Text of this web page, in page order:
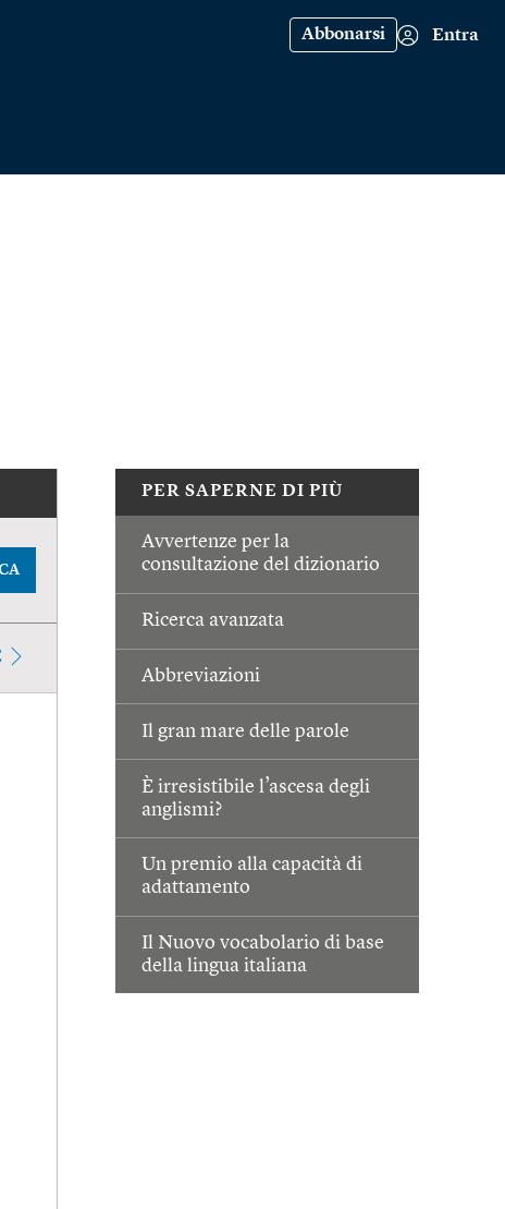
Abbonarsi Entra
PER SAPERNE DI PIÙ
Avvertenze per la
consultazione del dizionario
Ricerca avanzata
Abbreviazioni
Il gran mare delle parole
È irresistibile l’ascesa degli
anglismi?
Un premio alla capacità di
adattamento
Il Nuovo vocabolario di base
della lingua italiana